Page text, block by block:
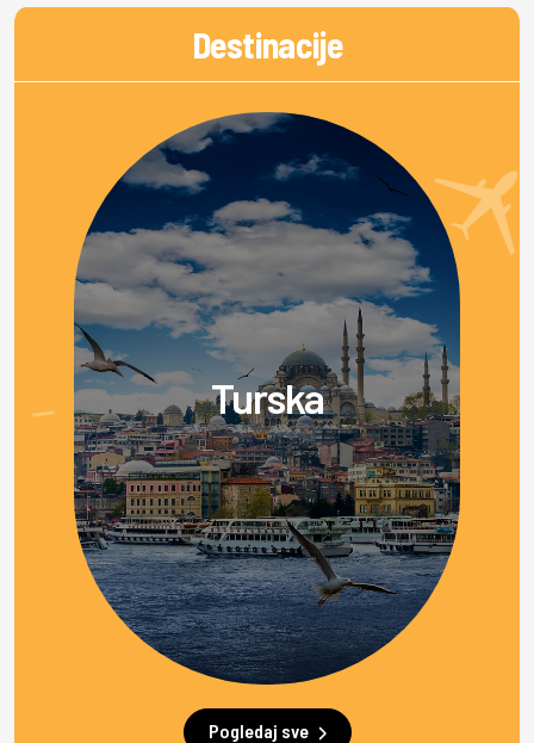
Destinacije
Turska
Pogledaj sve